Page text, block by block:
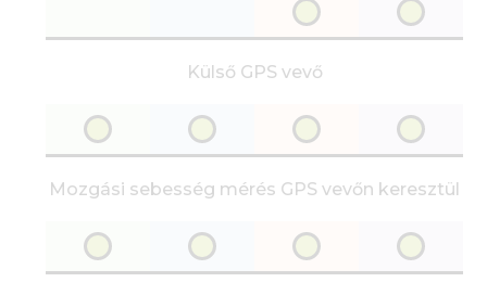
Külső GPS vevő
Mozgási sebesség mérés GPS vevőn keresztül